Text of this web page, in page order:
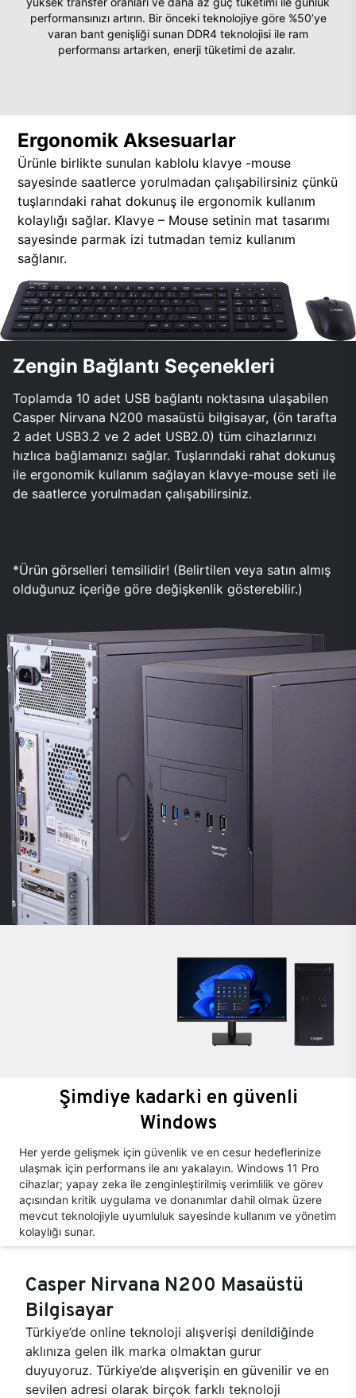
performansınızı artırın. Bir önceki teknolojiye göre %50’ye
varan bant genişliği sunan DDR4 teknolojisi ile ram
performansı artarken, enerji tüketimi de azalır.
Ergonomik Aksesuarlar
Ürünle birlikte sunulan kablolu klavye -mouse
sayesinde saatlerce yorulmadan çalışabilirsiniz çünkü
tuşlarındaki rahat dokunuş ile ergonomik kullanım
kolaylığı sağlar. Klavye – Mouse setinin mat tasarımı
sayesinde parmak izi tutmadan temiz kullanım
sağlanır.
Zengin Bağlantı Seçenekleri
Toplamda 10 adet USB bağlantı noktasına ulaşabilen
Casper Nirvana N200 masaüstü bilgisayar, (ön tarafta
2 adet USB3.2 ve 2 adet USB2.0) tüm cihazlarınızı
hızlıca bağlamanızı sağlar. Tuşlarındaki rahat dokunuş
ile ergonomik kullanım sağlayan klavye-mouse seti ile
de saatlerce yorulmadan çalışabilirsiniz.
*Ürün görselleri temsilidir! (Belirtilen veya satın almış
olduğunuz içeriğe göre değişkenlik gösterebilir.)
Şimdiye kadarki en güvenli
Windows
Her yerde gelişmek için güvenlik ve en cesur hedeflerinize
ulaşmak için performans ile anı yakalayın. Windows 11 Pro
cihazlar; yapay zeka ile zenginleştirilmiş verimlilik ve görev
açısından kritik uygulama ve donanımlar dahil olmak üzere
mevcut teknolojiyle uyumluluk sayesinde kullanım ve yönetim
kolaylığı sunar.
Casper Nirvana N200 Masaüstü
Bilgisayar
Türkiye’de online teknoloji alışverişi denildiğinde
aklınıza gelen ilk marka olmaktan gurur
duyuyoruz. Türkiye’de alışverişin en güvenilir ve en
sevilen adresi olarak birçok farklı teknoloji